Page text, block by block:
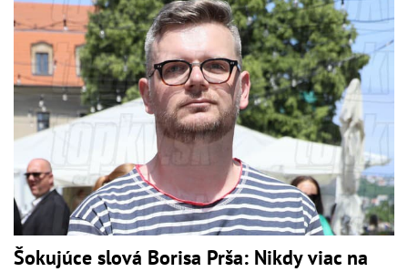
Šokujúce slová Borisa Prša: Nikdy viac na